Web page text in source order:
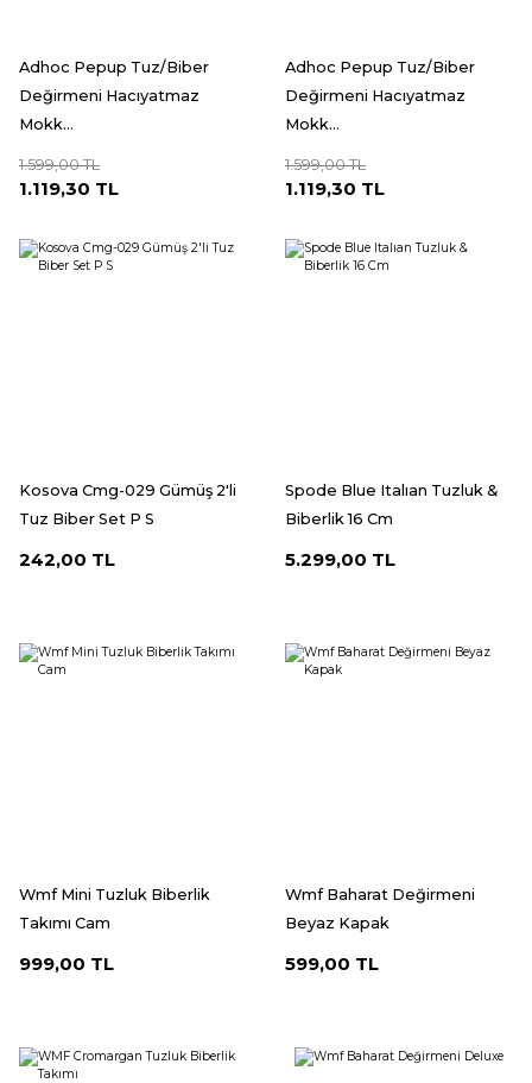
Adhoc Pepup Tuz/Biber
Değirmeni Hacıyatmaz
Mokk...
1.599,00 TL
1.119,30 TL
Adhoc Pepup Tuz/Biber
Değirmeni Hacıyatmaz
Mokk...
1.599,00 TL
1.119,30 TL
Kosova Cmg-029 Gümüş 2'li
Tuz Biber Set P S
242,00 TL
Spode Blue Italıan Tuzluk &
Biberlik 16 Cm
5.299,00 TL
Wmf Mini Tuzluk Biberlik
Takımı Cam
999,00 TL
Wmf Baharat Değirmeni
Beyaz Kapak
599,00 TL